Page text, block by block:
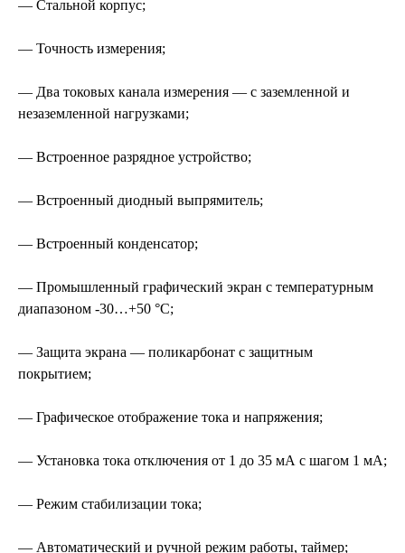
— Стальной корпус;
— Точность измерения;
— Два токовых канала измерения — с заземленной и
незаземленной нагрузками;
— Встроенное разрядное устройство;
— Встроенный диодный выпрямитель;
— Встроенный конденсатор;
— Промышленный графический экран с температурным
диапазоном -30…+50 °C;
— Защита экрана — поликарбонат с защитным
покрытием;
— Графическое отображение тока и напряжения;
— Установка тока отключения от 1 до 35 мА с шагом 1 мА;
— Режим стабилизации тока;
— Автоматический и ручной режим работы, таймер;